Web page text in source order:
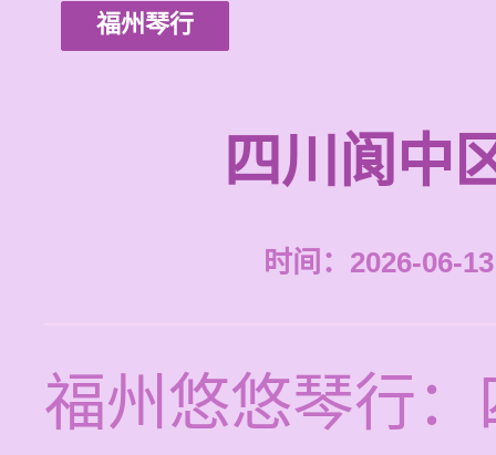
福州琴行
四川阆中
时间：2026-06-
福州悠悠琴行